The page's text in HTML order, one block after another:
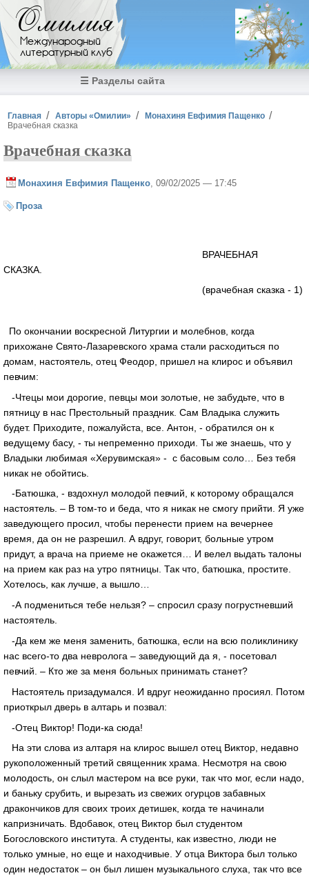
Перейти к основному содержанию
Омилия
Международный
литературный клуб
☰ Разделы сайта
Вы здесь
Главная Авторы «Омилии»
Монахиня Евфимия Пащенко
Врачебная сказка
Врачебная сказка
Монахиня Евфимия Пащенко , 09/02/2025 — 17:45
Проза
ВРАЧЕБНАЯ
СКАЗКА.
(врачебная сказка - 1)
По окончании воскресной Литургии и молебнов, когда
прихожане Свято-Лазаревского храма стали расходиться по
домам, настоятель, отец Феодор, пришел на клирос и объявил
певчим:
-Чтецы мои дорогие, певцы мои золотые, не забудьте, что в
пятницу в нас Престольный праздник. Сам Владыка служить
будет. Приходите, пожалуйста, все. Антон, - обратился он к
ведущему басу, - ты непременно приходи. Ты же знаешь, что у
Владыки любимая «Херувимская» - с басовым соло… Без тебя
никак не обойтись.
-Батюшка, - вздохнул молодой певчий, к которому обращался
настоятель. – В том-то и беда, что я никак не смогу прийти. Я уже
заведующего просил, чтобы перенести прием на вечернее
время, да он не разрешил. А вдруг, говорит, больные утром
придут, а врача на приеме не окажется… И велел выдать талоны
на прием как раз на утро пятницы. Так что, батюшка, простите.
Хотелось, как лучше, а вышло…
-А подмениться тебе нельзя? – спросил сразу погрустневший
настоятель.
-Да кем же меня заменить, батюшка, если на всю поликлинику
нас всего-то два невролога – заведующий да я, - посетовал
певчий. – Кто же за меня больных принимать станет?
Настоятель призадумался. И вдруг неожиданно просиял. Потом
приоткрыл дверь в алтарь и позвал:
-Отец Виктор! Поди-ка сюда!
На эти слова из алтаря на клирос вышел отец Виктор, недавно
рукоположенный третий священник храма. Несмотря на свою
молодость, он слыл мастером на все руки, так что мог, если надо,
и баньку срубить, и вырезать из свежих огурцов забавных
дракончиков для своих троих детишек, когда те начинали
капризничать. Вдобавок, отец Виктор был студентом
Богословского института. А студенты, как известно, люди не
только умные, но еще и находчивые. У отца Виктора был только
один недостаток – он был лишен музыкального слуха, так что все